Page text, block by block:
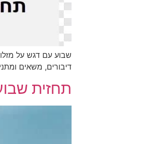
שבוע עם דגש על
דיבורים, משאים
תחזית שבועית